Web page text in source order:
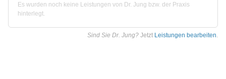
Es wurden noch keine Leistungen von Dr. Jung bzw. der Praxis
hinterlegt.
Sind Sie Dr. Jung? Jetzt Leistungen bearbeiten.